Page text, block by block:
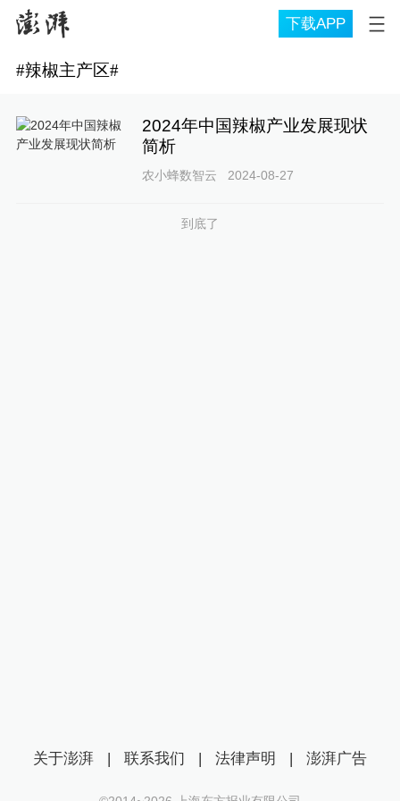
下载APP
#辣椒主产区#
2024年中国辣椒产业发展现状
简析
农小蜂数智云 2024-08-27
到底了
关于澎湃 | 联系我们 | 法律声明 | 澎湃广告